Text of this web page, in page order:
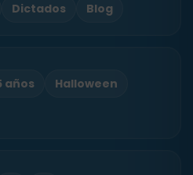
Dictados Blog
años
Halloween